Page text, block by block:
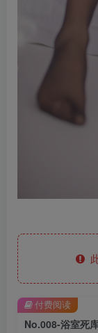
此
No.008-浴室死
付费阅读